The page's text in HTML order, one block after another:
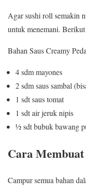
Agar sushi roll semakin
untuk menemani.
Bahan Saus Creamy
4 sdm mayones
2 sdm saus sambal
1 sdt saus tomat
1 sdt air jeruk nipis
½ sdt bubuk bawang
Cara Membuat
Campur semua bahan